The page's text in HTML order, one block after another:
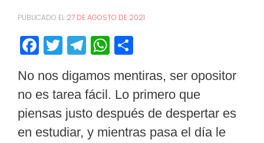
PUBLICADO EL 27 DE AGOSTO DE 2021
Facebook
Twitter
Telegram
WhatsApp
No nos digamos mentiras, ser opositor
no es tarea fácil . Lo primero que
piensas justo después de despertar es
en estudiar, y mientras pasa el día le